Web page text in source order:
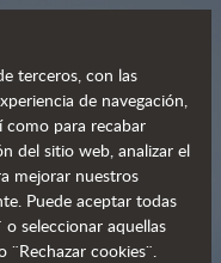
terceros, con las
de navegación,
como para recabar
del sitio web, analizar el
mejorar nuestros
Puede aceptar todas
seleccionar aquellas
¨Rechazar cookies¨.